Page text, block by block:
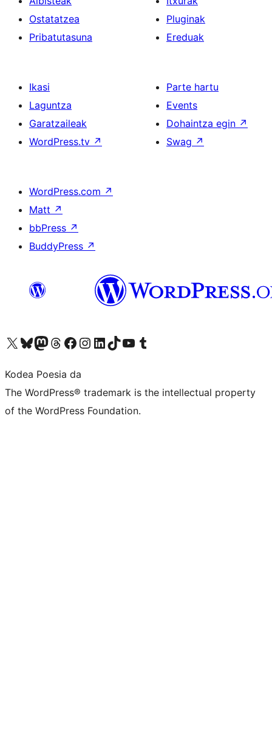
Ostatatzea
Pribatutasuna
Pluginak
Ereduak
Ikasi
Laguntza
Garatzaileak
WordPress.tv ↗
Parte hartu
Events
Dohaintza egin ↗
Swag ↗
WordPress.com ↗
Matt ↗
bbPress ↗
BuddyPress ↗
Visit our X (formerly Twitter) account
Visit our Bluesky account
Visit our Mastodon account
Visit our Threads account
Bisitatu gure Facebook orrialdea
Visit our Instagram account
Visit our LinkedIn account
Visit our TikTok account
Visit our YouTube channel
Visit our Tumblr account
Kodea Poesia da
The WordPress® trademark is the intellectual property
of the WordPress Foundation.